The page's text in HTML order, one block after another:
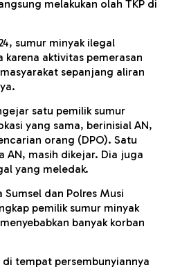
melakukan olah TKP di
sumur minyak ilegal
aktivitas pemerasan
sepanjang aliran
satu pemilik sumur
yang sama, berinisial AN,
orang (DPO). Satu
AN, masih dikejar. Dia juga
yang meledak.
dan Polres Musi
pemilik sumur minyak
banyak korban
tempat persembunyiannya